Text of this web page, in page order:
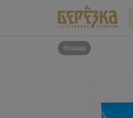
Назад